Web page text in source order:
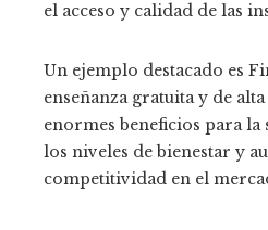
el acceso y calidad de las
Un ejemplo destacado es
enseñanza gratuita y de
enormes beneficios para
los niveles de bienestar y
competitividad en el